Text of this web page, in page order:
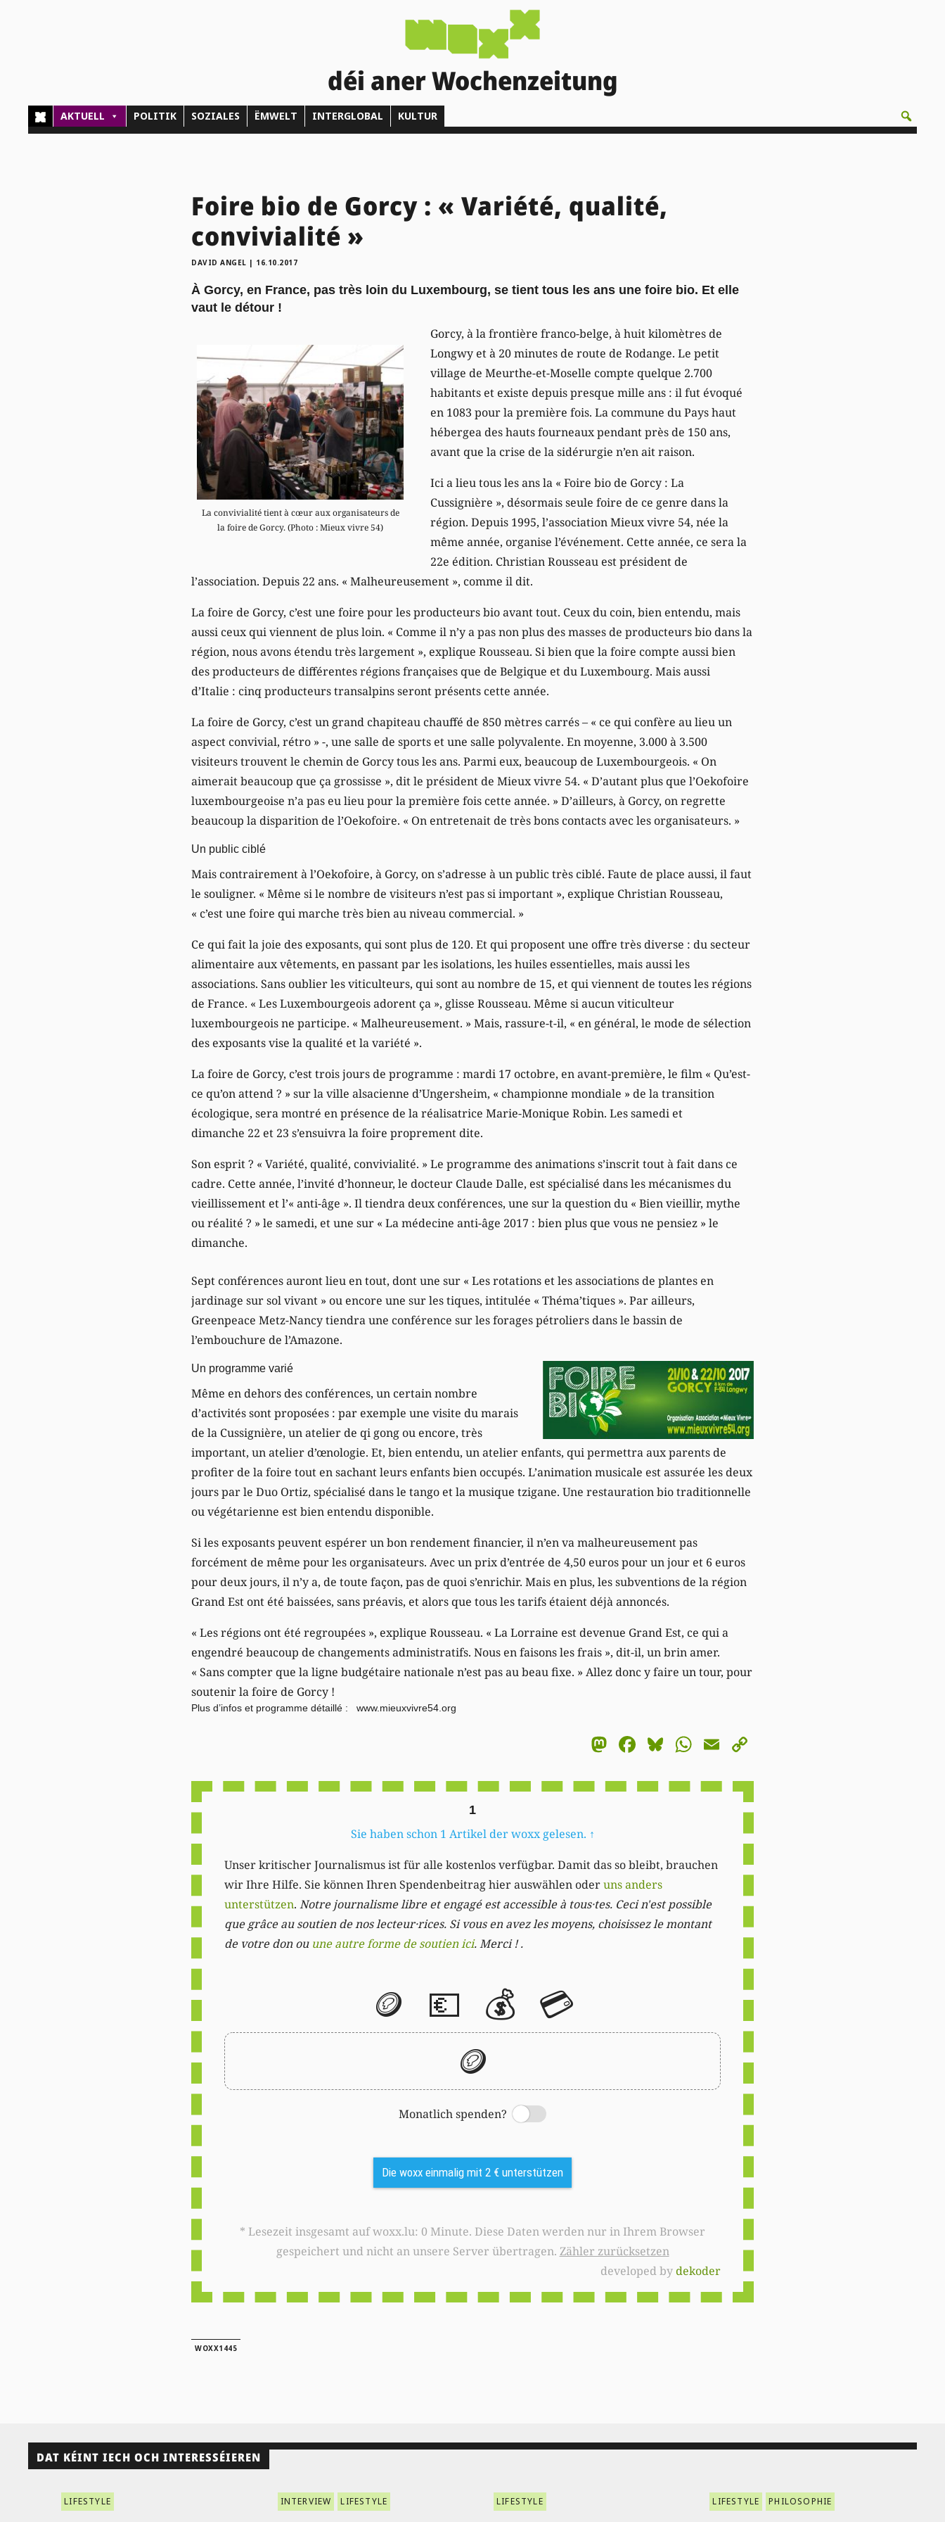
déi aner Wochenzeitung
AKTUELL POLITIK SOZIALES ËMWELT INTERGLOBAL KULTUR
Foire bio de Gorcy : « Variété, qualité,
convivialité »
DAVID ANGEL | 16.10.2017
À Gorcy, en France, pas très loin du Luxembourg, se tient tous les ans une foire bio. Et elle
vaut le détour !
La convivialité tient à cœur aux organisateurs de
la foire de Gorcy. (Photo : Mieux vivre 54)
Gorcy, à la frontière franco-belge, à huit kilomètres de
Longwy et à 20 minutes de route de Rodange. Le petit
village de Meurthe-et-Moselle compte quelque 2.700
habitants et existe depuis presque mille ans : il fut évoqué
en 1083 pour la première fois. La commune du Pays haut
hébergea des hauts fourneaux pendant près de 150 ans,
avant que la crise de la sidérurgie n’en ait raison.
Ici a lieu tous les ans la « Foire bio de Gorcy : La
Cussignière », désormais seule foire de ce genre dans la
région. Depuis 1995, l’association Mieux vivre 54, née la
même année, organise l’événement. Cette année, ce sera la
22e édition. Christian Rousseau est président de
l’association. Depuis 22 ans. « Malheureusement », comme il dit.
La foire de Gorcy, c’est une foire pour les producteurs bio avant tout. Ceux du coin, bien entendu, mais
aussi ceux qui viennent de plus loin. « Comme il n’y a pas non plus des masses de producteurs bio dans la
région, nous avons étendu très largement », explique Rousseau. Si bien que la foire compte aussi bien
des producteurs de différentes régions françaises que de Belgique et du Luxembourg. Mais aussi
d’Italie : cinq producteurs transalpins seront présents cette année.
La foire de Gorcy, c’est un grand chapiteau chauffé de 850 mètres carrés – « ce qui confère au lieu un
aspect convivial, rétro » -, une salle de sports et une salle polyvalente. En moyenne, 3.000 à 3.500
visiteurs trouvent le chemin de Gorcy tous les ans. Parmi eux, beaucoup de Luxembourgeois. « On
aimerait beaucoup que ça grossisse », dit le président de Mieux vivre 54. « D’autant plus que l’Oekofoire
luxembourgeoise n’a pas eu lieu pour la première fois cette année. » D’ailleurs, à Gorcy, on regrette
beaucoup la disparition de l’Oekofoire. « On entretenait de très bons contacts avec les organisateurs. »
Un public ciblé
Mais contrairement à l’Oekofoire, à Gorcy, on s’adresse à un public très ciblé. Faute de place aussi, il faut
le souligner. « Même si le nombre de visiteurs n’est pas si important », explique Christian Rousseau,
« c’est une foire qui marche très bien au niveau commercial. »
Ce qui fait la joie des exposants, qui sont plus de 120. Et qui proposent une offre très diverse : du secteur
alimentaire aux vêtements, en passant par les isolations, les huiles essentielles, mais aussi les
associations. Sans oublier les viticulteurs, qui sont au nombre de 15, et qui viennent de toutes les régions
de France. « Les Luxembourgeois adorent ça », glisse Rousseau. Même si aucun viticulteur
luxembourgeois ne participe. « Malheureusement. » Mais, rassure-t-il, « en général, le mode de sélection
des exposants vise la qualité et la variété ».
La foire de Gorcy, c’est trois jours de programme : mardi 17 octobre, en avant-première, le film « Qu’est-
ce qu’on attend ? » sur la ville alsacienne d’Ungersheim, « championne mondiale » de la transition
écologique, sera montré en présence de la réalisatrice Marie-Monique Robin. Les samedi et
dimanche 22 et 23 s’ensuivra la foire proprement dite.
Son esprit ? « Variété, qualité, convivialité. » Le programme des animations s’inscrit tout à fait dans ce
cadre. Cette année, l’invité d’honneur, le docteur Claude Dalle, est spécialisé dans les mécanismes du
vieillissement et l’« anti-âge ». Il tiendra deux conférences, une sur la question du « Bien vieillir, mythe
ou réalité ? » le samedi, et une sur « La médecine anti-âge 2017 : bien plus que vous ne pensiez » le
dimanche.
Sept conférences auront lieu en tout, dont une sur « Les rotations et les associations de plantes en
jardinage sur sol vivant » ou encore une sur les tiques, intitulée « Théma’tiques ». Par ailleurs,
Greenpeace Metz-Nancy tiendra une conférence sur les forages pétroliers dans le bassin de
l’embouchure de l’Amazone.
Un programme varié
Même en dehors des conférences, un certain nombre
d’activités sont proposées : par exemple une visite du marais
de la Cussignière, un atelier de qi gong ou encore, très
important, un atelier d’œnologie. Et, bien entendu, un atelier enfants, qui permettra aux parents de
profiter de la foire tout en sachant leurs enfants bien occupés. L’animation musicale est assurée les deux
jours par le Duo Ortiz, spécialisé dans le tango et la musique tzigane. Une restauration bio traditionnelle
ou végétarienne est bien entendu disponible.
Si les exposants peuvent espérer un bon rendement financier, il n’en va malheureusement pas
forcément de même pour les organisateurs. Avec un prix d’entrée de 4,50 euros pour un jour et 6 euros
pour deux jours, il n’y a, de toute façon, pas de quoi s’enrichir. Mais en plus, les subventions de la région
Grand Est ont été baissées, sans préavis, et alors que tous les tarifs étaient déjà annoncés.
« Les régions ont été regroupées », explique Rousseau. « La Lorraine est devenue Grand Est, ce qui a
engendré beaucoup de changements administratifs. Nous en faisons les frais », dit-il, un brin amer.
« Sans compter que la ligne budgétaire nationale n’est pas au beau fixe. » Allez donc y faire un tour, pour
soutenir la foire de Gorcy !
Plus d’infos et programme détaillé : www.mieuxvivre54.org
Mastodon
Facebook
Bluesky
WhatsApp
Email
1
Sie haben schon 1 Artikel der woxx gelesen. ↑
Unser kritischer Journalismus ist für alle kostenlos verfügbar. Damit das so bleibt, brauchen
wir Ihre Hilfe. Sie können Ihren Spendenbeitrag hier auswählen oderuns anders
unterstützen. Notre journalisme libre et engagé est accessible à tous·tes. Ceci n'est possible
que grâce au soutien de nos lecteur·rices. Si vous en avez les moyens, choisissez le montant
de votre don ou une autre forme de soutien ici. Merci ! .
🪙 💶 💰 💳
🪙
Monatlich spenden?
Switch
Die woxx einmalig mit 2 € unterstützen
* Lesezeit insgesamt auf woxx.lu: 0 Minute. Diese Daten werden nur in Ihrem Browser
gespeichert und nicht an unsere Server übertragen. Zähler zurücksetzen
developed bydekoder
WOXX1445
DAT KÉINT IECH OCH INTERESSÉIEREN
LIFESTYLE INTERVIEW LIFESTYLE LIFESTYLE LIFESTYLE PHILOSOPHIE